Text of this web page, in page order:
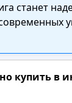
станет
купить в